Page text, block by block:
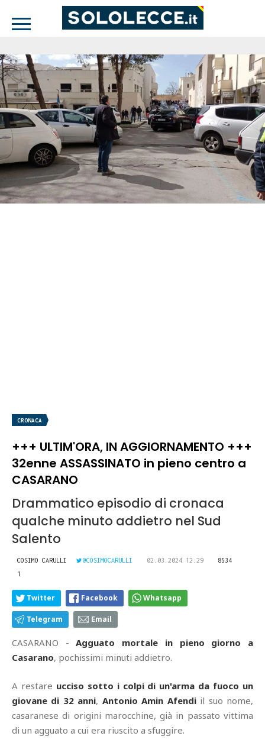
CRONACA
+++ ULTIM'ORA, IN AGGIORNAMENTO +++
32enne ASSASSINATO in pieno centro a
CASARANO
Drammatico episodio di cronaca
qualche minuto addietro nel Sud
Salento
COSIMO CARULLI @COSIMOCARULLI 02.03.2024 12:29
8534
1
Twitter Facebook Whatsapp
Telegram Email
CASARANO -Agguato mortale in pieno giorno a
Casarano, pochissimi minuti addietro.
A restare ucciso sotto i colpi di un'arma da fuoco un
giovane di 32 anni, Antonio Amin Afendiil suo nome,
casaranese di origini marocchine, già in passato vittima
di un agguato a cui era riuscito a sfuggire.